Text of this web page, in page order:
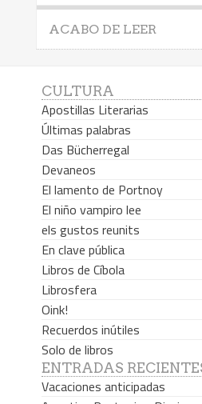
ACABO DE LEER
CULTURA
Apostillas Literarias
Últimas palabras
Das Bücherregal
Devaneos
El lamento de Portnoy
El niño vampiro lee
els gustos reunits
En clave pública
Libros de Cíbola
Librosfera
Oink!
Recuerdos inútiles
Solo de libros
ENTRADAS
Vacaciones anticipadas